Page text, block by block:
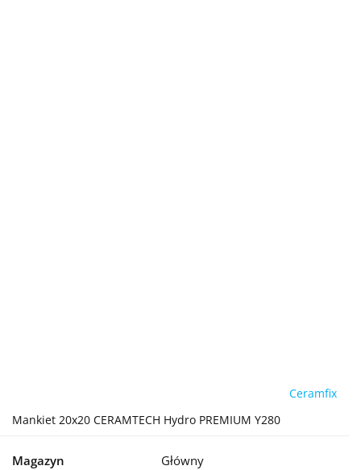
Ceramfix
Mankiet 20x20 CERAMTECH Hydro PREMIUM Y280
Magazyn Główny